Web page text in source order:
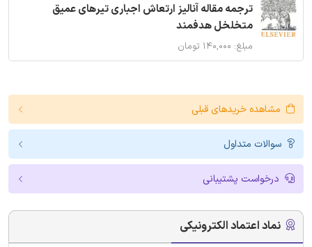
ترجمه مقاله آنالیز ارتعاش اجباری تیرهای عمیق
متخلخل هدفمند
مبلغ: ۱۴۰,۰۰۰ تومان
مشاهده خریدهای قبلی
سوالات متداول
درخواست پشتیبانی
نماد اعتماد الکترونیکی